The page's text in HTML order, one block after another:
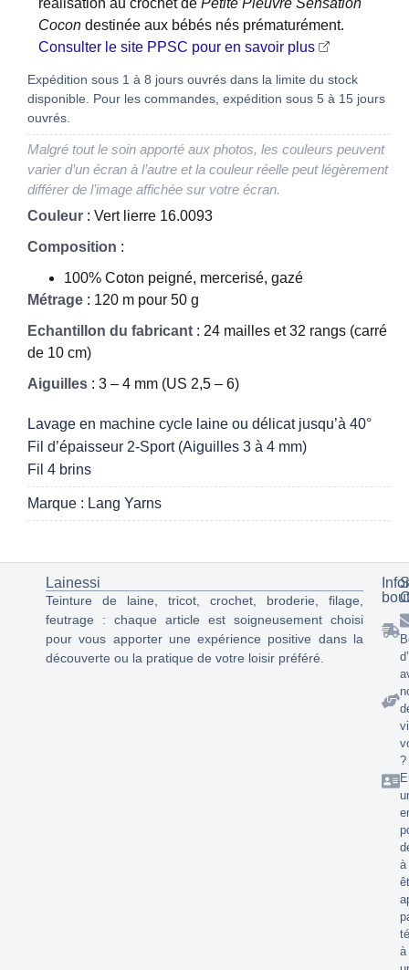
Cocondestinée aux bébés nés prématurément.
Consulter le site PPSC pour en savoir plus
Expédition sous 1 à 8 jours ouvrés dans la limite du stock
disponible. Pour les commandes, expédition sous 5 à 15 jours
ouvrés.
Malgré tout le soin apporté aux photos, les couleurs peuvent
varier d’un écran à l’autre et la couleur réelle peut légèrement
différer de l’image affichée sur votre écran.
Couleur : Vert lierre 16.0093
Composition :
100% Coton peigné, mercerisé, gazé
Métrage : 120 m pour 50 g
Echantillon du fabricant : 24 mailles et 32 rangs (carré
de 10 cm)
Aiguilles : 3 – 4 mm (US 2,5 – 6)
Lavage en machine cycle laine ou délicat jusqu’à 40°
Fil d’épaisseur 2-Sport (Aiguilles 3 à 4 mm)
Fil 4 brins
Marque : Lang Yarns
Lainessi
Teinture de laine, tricot, crochet, broderie, filage,
feutrage : chaque article est soigneusement choisi
pour vous apporter une expérience positive dans la
découverte ou la pratique de votre loisir préféré.
?
à
à